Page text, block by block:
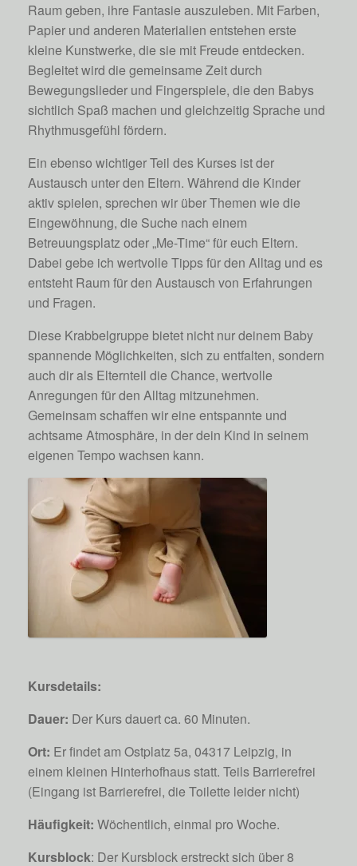
Raum geben, ihre Fantasie auszuleben. Mit Farben,
Papier und anderen Materialien entstehen erste
kleine Kunstwerke, die sie mit Freude entdecken.
Begleitet wird die gemeinsame Zeit durch
Bewegungslieder und Fingerspiele, die den Babys
sichtlich Spaß machen und gleichzeitig Sprache und
Rhythmusgefühl fördern.
Ein ebenso wichtiger Teil des Kurses ist der
Austausch unter den Eltern. Während die Kinder
aktiv spielen, sprechen wir über Themen wie die
Eingewöhnung, die Suche nach einem
Betreuungsplatz oder „Me-Time“ für euch Eltern.
Dabei gebe ich wertvolle Tipps für den Alltag und es
entsteht Raum für den Austausch von Erfahrungen
und Fragen.
Diese Krabbelgruppe bietet nicht nur deinem Baby
spannende Möglichkeiten, sich zu entfalten, sondern
auch dir als Elternteil die Chance, wertvolle
Anregungen für den Alltag mitzunehmen.
Gemeinsam schaffen wir eine entspannte und
achtsame Atmosphäre, in der dein Kind in seinem
eigenen Tempo wachsen kann.
Kursdetails:
Dauer: Der Kurs dauert ca. 60 Minuten.
Ort: Er findet am Ostplatz 5a, 04317 Leipzig, in
einem kleinen Hinterhofhaus statt. Teils Barrierefrei
(Eingang ist Barrierefrei, die Toilette leider nicht)
Häufigkeit: Wöchentlich, einmal pro Woche.
Kursblock: Der Kursblock erstreckt sich über 8